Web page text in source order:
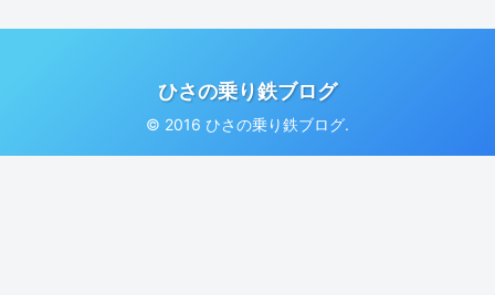
ひさの乗り鉄ブログ
© 2016 ひさの乗り鉄ブログ.